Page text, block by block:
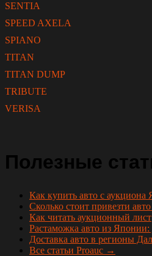
SENTIA
SPEED AXELA
SPIANO
TITAN
TITAN DUMP
TRIBUTE
VERISA
Полезные
Как купить авто с
Сколько стоит привезти
Как читать аукционный лист
Растаможка авто из
Доставка авто в регионы
Все статьи Proauc →